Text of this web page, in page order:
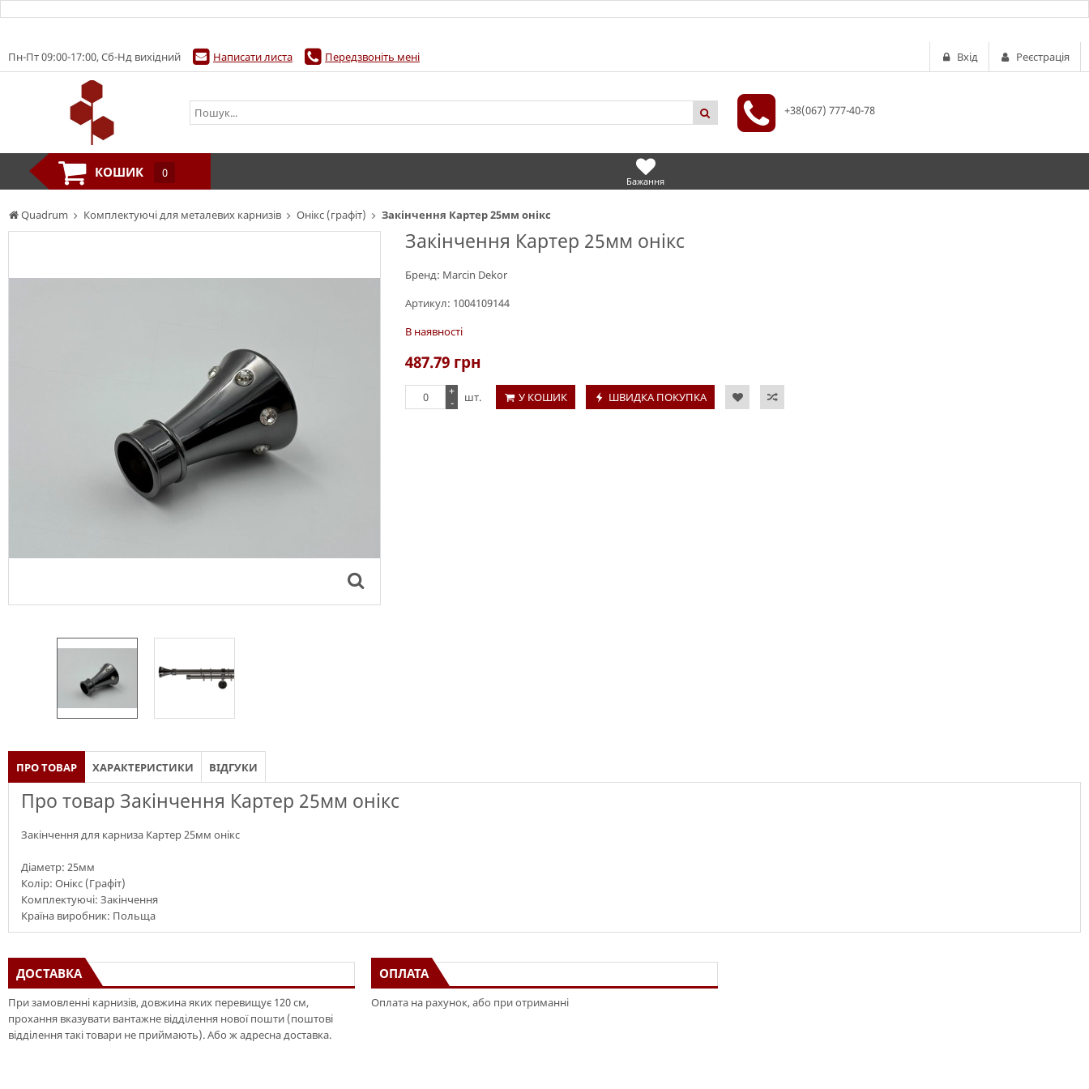
Quadrum Комплектуючі для металевих карнизів Онікс (графіт) Закінчення Картер 25мм онікс
Закінчення Картер 25мм онікс
Бренд: Marcin Dekor
Артикул: 1004109144
В наявності
487.79 грн
+
-
шт. У КОШИК ШВИДКА ПОКУПКА
ПРО ТОВАР ХАРАКТЕРИСТИКИ ВІДГУКИ
Про товар Закінчення Картер 25мм онікс
Закінчення для карниза Картер 25мм онікс
Діаметр: 25мм
Колір: Онікс (Графіт)
Комплектуючі: Закінчення
Країна виробник: Польща
ДОСТАВКА
При замовленні карнизів, довжина яких перевищує 120 см,
прохання вказувати вантажне відділення нової пошти (поштові
відділення такі товари не приймають). Або ж адресна доставка.
ОПЛАТА
Оплата на рахунок, або при отриманні
Пн-Пт 09:00-17:00, Сб-Нд вихідний Написати листа Передзвоніть мені Вхід Реєстрація
+38(067) 777-40-78
КОШИК 0
Бажання